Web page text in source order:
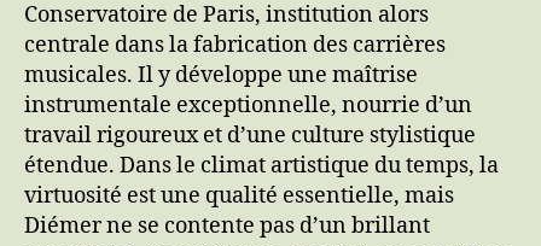
Conservatoire de Paris, institution alors
centrale dans la fabrication des carrières
musicales. Il y développe une maîtrise
instrumentale exceptionnelle, nourrie d’un
travail rigoureux et d’une culture stylistique
étendue. Dans le climat artistique du temps, la
virtuosité est une qualité essentielle, mais
Diémer ne se contente pas d’un brillant